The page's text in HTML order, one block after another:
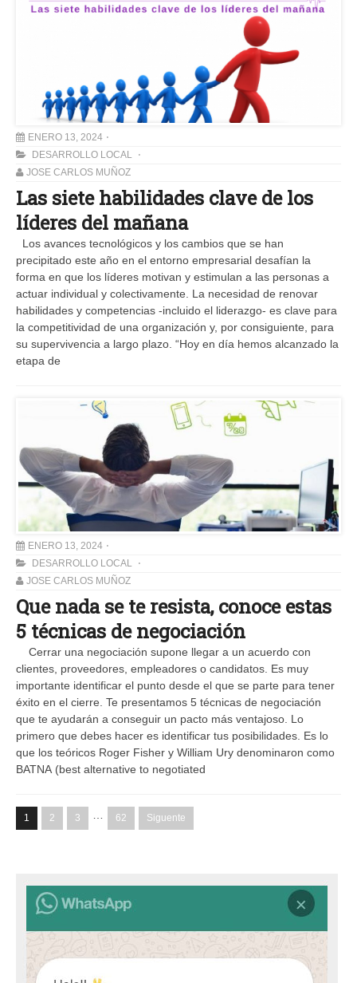
ENERO 13, 2024
DESARROLLO LOCAL
JOSE CARLOS MUÑOZ
Las siete habilidades clave de los
líderes del mañana
Los avances tecnológicos y los cambios que se han
precipitado este año en el entorno empresarial desafían la
forma en que los líderes motivan y estimulan a las personas a
actuar individual y colectivamente. La necesidad de renovar
habilidades y competencias -incluido el liderazgo- es clave para
la competitividad de una organización y, por consiguiente, para
su supervivencia a largo plazo. “Hoy en día hemos alcanzado la
etapa de
ENERO 13, 2024
DESARROLLO LOCAL
JOSE CARLOS MUÑOZ
Que nada se te resista, conoce estas
5 técnicas de negociación
Cerrar una negociación supone llegar a un acuerdo con
clientes, proveedores, empleadores o candidatos. Es muy
importante identificar el punto desde el que se parte para tener
éxito en el cierre. Te presentamos 5 técnicas de negociación
que te ayudarán a conseguir un pacto más ventajoso. Lo
primero que debes hacer es identificar tus posibilidades. Es lo
que los teóricos Roger Fisher y William Ury denominaron como
BATNA (best alternative to negotiated
1 2 3 … 62 Siguente